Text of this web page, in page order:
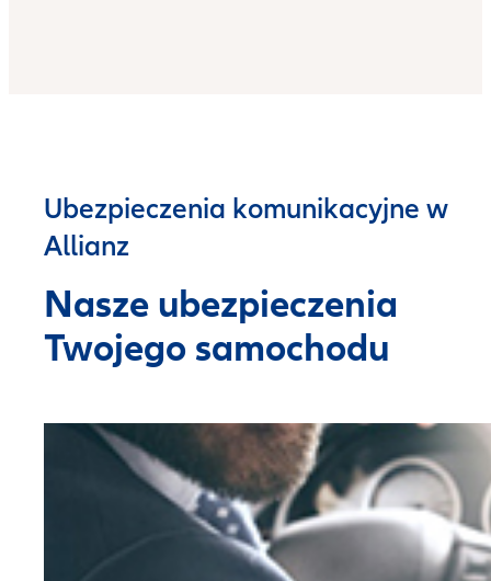
Ubezpieczenia komunikacyjne w
Allianz
Nasze ubezpieczenia
Twojego samochodu